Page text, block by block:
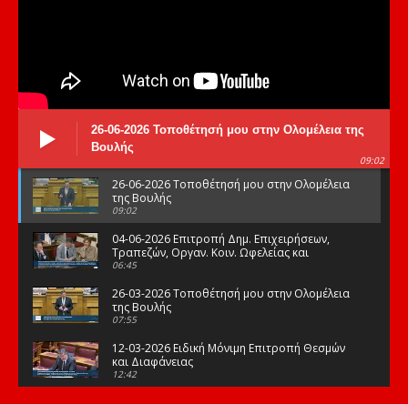
26-06-2026 Τοποθέτησή μου στην Ολομέλεια της
Βουλής
09:02
26-06-2026 Τοποθέτησή μου στην Ολομέλεια
της Βουλής
09:02
04-06-2026 Επιτροπή Δημ. Επιχειρήσεων,
Τραπεζών, Οργαν. Κοιν. Ωφελείας και
Φορέων Κοινων. Ασφάλισης
06:45
26-03-2026 Τοποθέτησή μου στην Ολομέλεια
της Βουλής
07:55
12-03-2026 Ειδική Μόνιμη Επιτροπή Θεσμών
και Διαφάνειας
12:42